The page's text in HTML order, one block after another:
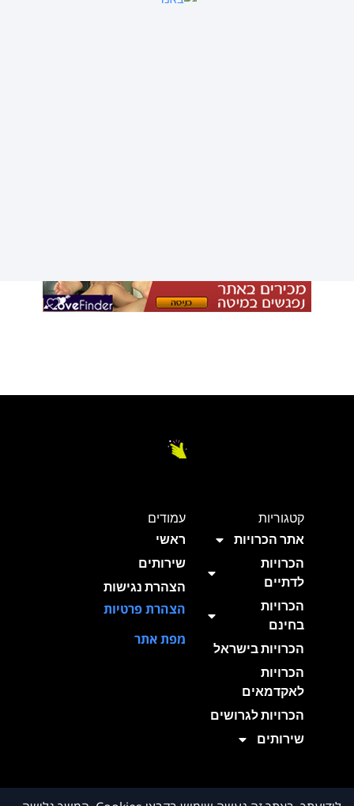
קטגוריות
אתר הכרויות
הכרויות
לדתיים
הכרויות
בחינם
הכרויות בישראל
הכרויות
לאקדמאים
הכרויות לגרושים
שירותים
עמודים
ראשי
שירותים
הצהרת נגישות
הצהרת פרטיות
מפת אתר